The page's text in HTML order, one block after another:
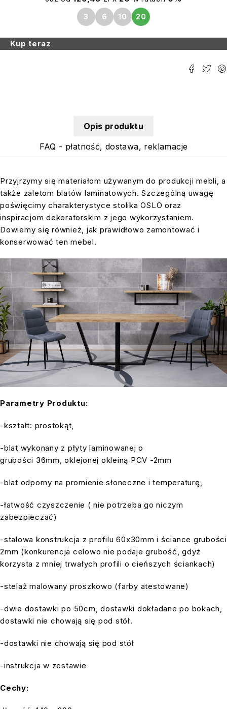
3 6 10 20
Kup teraz
Opis produktu
FAQ - płatność, dostawa, reklamacje
Przyjrzymy się materiałom używanym do produkcji mebli, a
także zaletom blatów laminatowych. Szczególną uwagę
poświęcimy charakterystyce stolika OSLO oraz
inspiracjom dekoratorskim z jego wykorzystaniem.
Dowiemy się również, jak prawidłowo zamontować i
konserwować ten mebel.
Parametry Produktu:
-kształt: prostokąt,
-blat wykonany z płyty laminowanej o
grubości 36mm, oklejonej okleiną PCV -2mm
-blat odporny na promienie słoneczne i temperaturę,
-łatwość czyszczenie ( nie potrzeba go niczym
zabezpieczać)
-stalowa konstrukcja z profilu 60x30mm i ściance grubości
2mm (konkurencja celowo nie podaje grubość, gdyż
korzysta z mniej trwałych profili o cieńszych ściankach)
-stelaż malowany proszkowo (farby atestowane)
-dwie dostawki po 50cm, dostawki dokładane po bokach,
dostawki nie chowają się pod stół.
-dostawki nie chowają się pod stół
-instrukcja w zestawie
Cechy: